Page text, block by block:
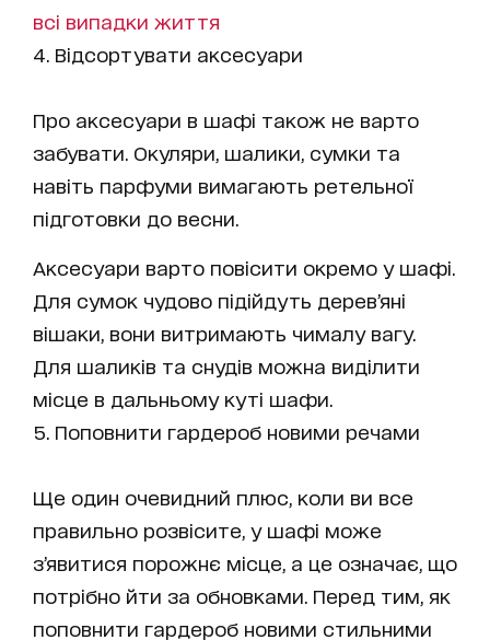
всі випадки життя
Відсортувати аксесуари
Про аксесуари в шафі також не варто
забувати. Окуляри, шалики, сумки та
навіть парфуми вимагають ретельної
підготовки до весни.
Аксесуари варто повісити окремо у шафі.
Для сумок чудово підійдуть дерев’яні
вішаки, вони витримають чималу вагу.
Для шаликів та снудів можна виділити
місце в дальньому куті шафи.
Поповнити гардероб новими речами
Ще один очевидний плюс, коли ви все
правильно розвісите, у шафі може
з’явитися порожнє місце, а це означає, що
потрібно йти за обновками. Перед тим, як
поповнити гардероб новими стильними